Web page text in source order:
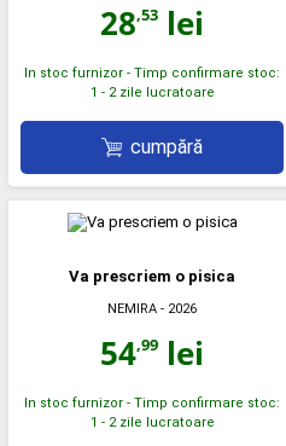
28,53 lei
In stoc furnizor - Timp confirmare stoc:
1 - 2 zile lucratoare
cumpără
Va prescriem o pisica
NEMIRA - 2026
54,99 lei
In stoc furnizor - Timp confirmare stoc:
1 - 2 zile lucratoare